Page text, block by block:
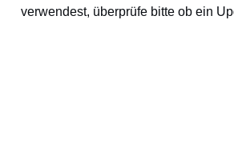
verwendest, überprüfe bitte ob ein